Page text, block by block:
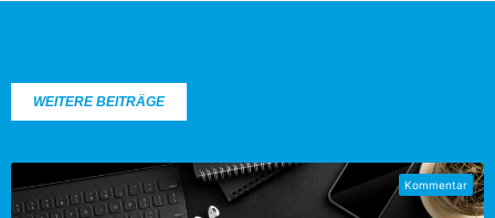
WEITERE BEITRÄGE